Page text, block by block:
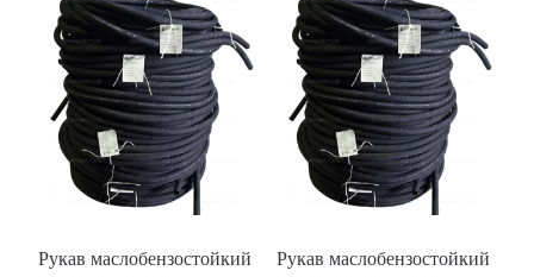
Рукав маслобензостойкий
Рукав маслобензостойкий